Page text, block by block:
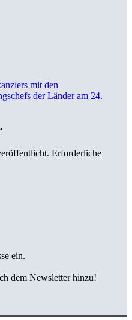
mit den
der Länder am 24.
Erforderliche
ein.
dem Newsletter hinzu!